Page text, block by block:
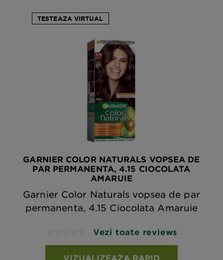
TESTEAZA VIRTUAL
GARNIER COLOR NATURALS VOPSEA DE
PAR PERMANENTA, 4.15 CIOCOLATA
AMARUIE
Garnier Color Naturals vopsea de par
permanenta, 4.15 Ciocolata Amaruie
No reviews Vezi toate reviews
VIZUALIZEAZA RAPID